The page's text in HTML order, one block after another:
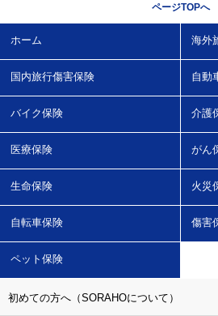
ページTOPへ
ホーム 海外
国内旅行傷害保険 自動
バイク保険 介護
医療保険 がん
生命保険 火災
自転車保険 傷害
ペット保険
初めての方へ（SORAHOについて）